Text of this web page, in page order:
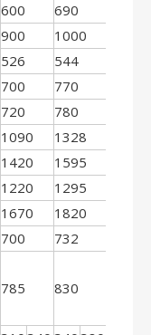
600 690
900 1000
526 544
700 770
720 780
1090 1328
1420 1595
1220 1295
1670 1820
700 732
785 830